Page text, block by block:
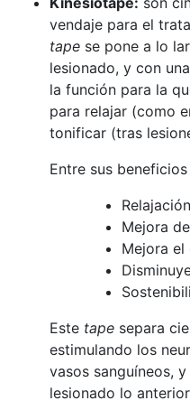
vendaje para el
tape se pone a lo
lesionado, y con
la función para la
para relajar (como
tonificar (tras
Entre sus
Mejora
Mejora el
Este tape separa
estimulando los
vasos sanguíneos,
lesionado lo